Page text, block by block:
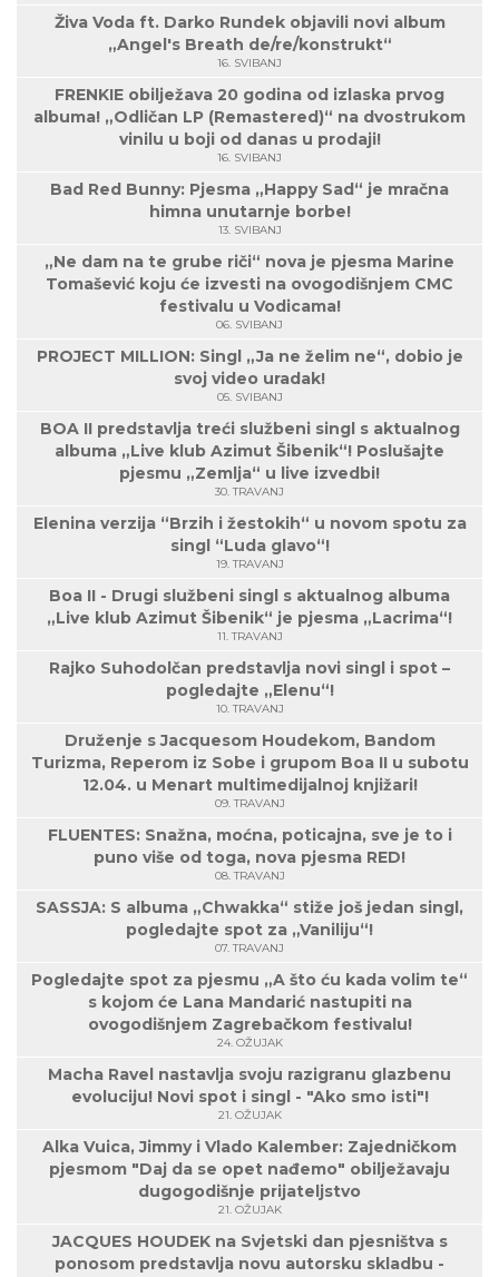
Živa Voda ft. Darko Rundek objavili novi album
„Angel's Breath de/re/konstrukt“
16. SVIBANJ
FRENKIE obilježava 20 godina od izlaska prvog
albuma! „Odličan LP (Remastered)“ na dvostrukom
vinilu u boji od danas u prodaji!
16. SVIBANJ
Bad Red Bunny: Pjesma „Happy Sad“ je mračna
himna unutarnje borbe!
13. SVIBANJ
„Ne dam na te grube riči“ nova je pjesma Marine
Tomašević koju će izvesti na ovogodišnjem CMC
festivalu u Vodicama!
06. SVIBANJ
PROJECT MILLION: Singl „Ja ne želim ne“, dobio je
svoj video uradak!
05. SVIBANJ
BOA II predstavlja treći službeni singl s aktualnog
albuma „Live klub Azimut Šibenik“! Poslušajte
pjesmu „Zemlja“ u live izvedbi!
30. TRAVANJ
Elenina verzija “Brzih i žestokih“ u novom spotu za
singl “Luda glavo“!
19. TRAVANJ
Boa II - Drugi službeni singl s aktualnog albuma
„Live klub Azimut Šibenik“ je pjesma „Lacrima“!
11. TRAVANJ
Rajko Suhodolčan predstavlja novi singl i spot –
pogledajte „Elenu“!
10. TRAVANJ
Druženje s Jacquesom Houdekom, Bandom
Turizma, Reperom iz Sobe i grupom Boa II u subotu
12.04. u Menart multimedijalnoj knjižari!
09. TRAVANJ
FLUENTES: Snažna, moćna, poticajna, sve je to i
puno više od toga, nova pjesma RED!
08. TRAVANJ
SASSJA: S albuma „Chwakka“ stiže još jedan singl,
pogledajte spot za „Vaniliju“!
07. TRAVANJ
Pogledajte spot za pjesmu „A što ću kada volim te“
s kojom će Lana Mandarić nastupiti na
ovogodišnjem Zagrebačkom festivalu!
24. OŽUJAK
Macha Ravel nastavlja svoju razigranu glazbenu
evoluciju! Novi spot i singl - "Ako smo isti"!
21. OŽUJAK
Alka Vuica, Jimmy i Vlado Kalember: Zajedničkom
pjesmom "Daj da se opet nađemo" obilježavaju
dugogodišnje prijateljstvo
21. OŽUJAK
JACQUES HOUDEK na Svjetski dan pjesništva s
ponosom predstavlja novu autorsku skladbu -